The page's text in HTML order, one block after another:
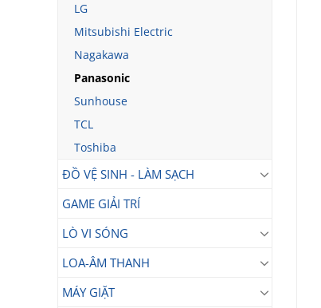
LG
Mitsubishi Electric
Nagakawa
Panasonic
Sunhouse
TCL
Toshiba
ĐỒ VỆ SINH - LÀM SẠCH
GAME GIẢI TRÍ
LÒ VI SÓNG
LOA-ÂM THANH
MÁY GIẶT